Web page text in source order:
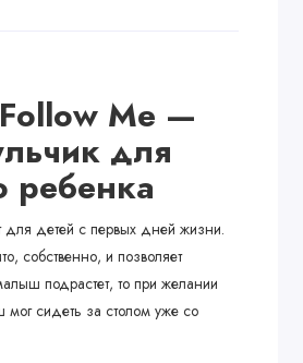
Me —
для
ребенка
для детей с первых дней жизни.
собственно, и позволяет
подрастет, то при желании
сидеть за столом уже со